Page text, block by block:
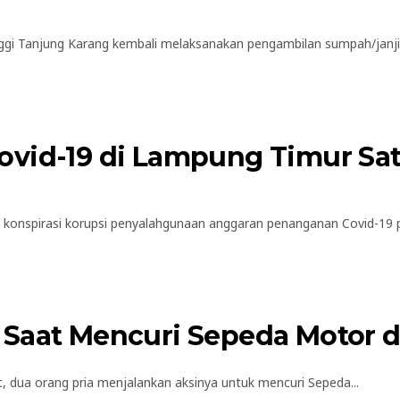
Tanjung Karang kembali melaksanakan pengambilan sumpah/
19 di Lampung Timur
korupsi penyalahgunaan anggaran penanganan Covid-19
Saat Mencuri Sepeda Motor
orang pria menjalankan aksinya untuk mencuri Sepeda...